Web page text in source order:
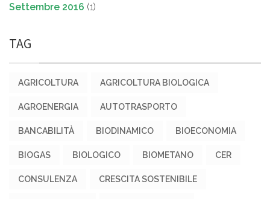
Settembre 2016 (1)
TAG
AGRICOLTURA AGRICOLTURA BIOLOGICA
AGROENERGIA AUTOTRASPORTO
BANCABILITÀ BIODINAMICO BIOECONOMIA
BIOGAS BIOLOGICO BIOMETANO CER
CONSULENZA CRESCITA SOSTENIBILE